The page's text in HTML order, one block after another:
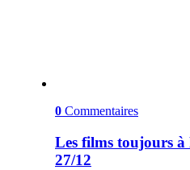
0 Commentaires
Les films toujours à
27/12